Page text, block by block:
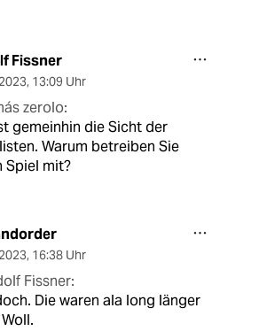
Fissner
, 13:09 Uhr
zerolo:
gemeinhin die Sicht der
Warum betreiben Sie
Spiel mit?
, 16:38 Uhr
Fissner:
Die waren ala long länger